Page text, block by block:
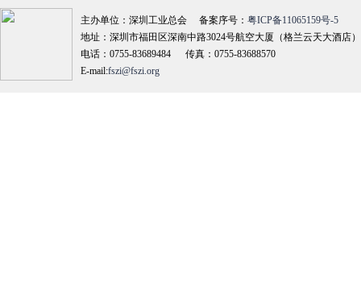
主办单位：深圳工业总会 备案序号： 粤ICP备11065159号-5
地址：深圳市福田区深南中路3024号航空大厦（格兰云天大酒店
电话：0755-83689484 传真：0755-83688570
E-mail:fszi@fszi.org